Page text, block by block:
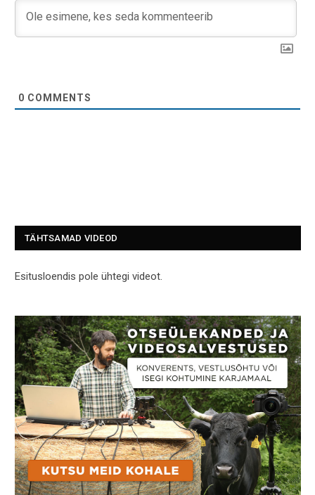
0 COMMENTS
TÄHTSAMAD VIDEOD
Esitusloendis pole ühtegi videot.